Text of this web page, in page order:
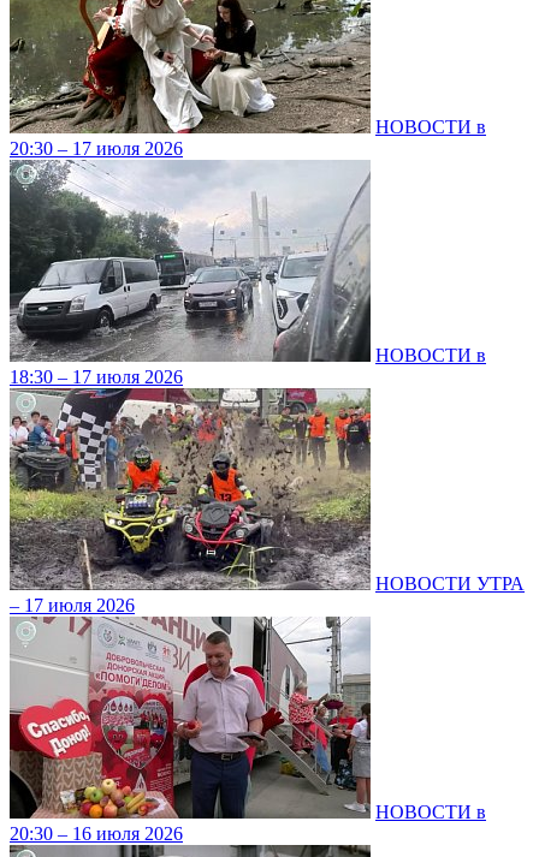
НОВОСТИ в
20:30 – 17 июля 2026
НОВОСТИ в
18:30 – 17 июля 2026
НОВОСТИ УТРА
– 17 июля 2026
НОВОСТИ в
20:30 – 16 июля 2026